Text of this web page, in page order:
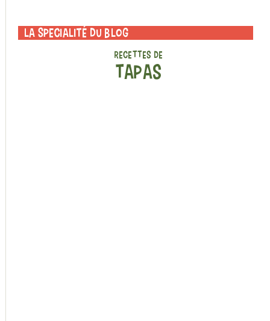
La specialité du blog
RECETTES DE
TAPAS